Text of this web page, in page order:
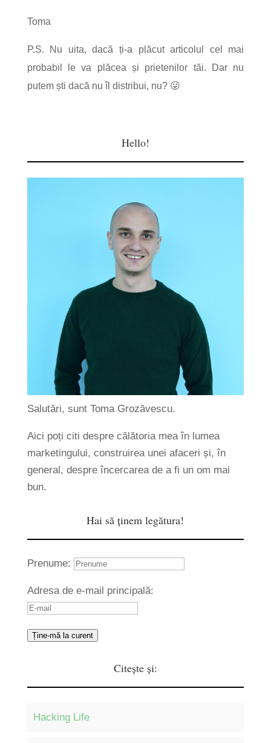
Toma
P.S. Nu uita, dacă ți-a plăcut articolul cel mai
probabil le va plăcea și prietenilor tăi. Dar nu
putem ști dacă nu îl distribui, nu? 😛
Hello!
Salutări, sunt Toma Grozăvescu.
Aici poți citi despre călătoria mea în lumea
marketingului, construirea unei afaceri și, în
general, despre încercarea de a fi un om mai
bun.
Hai să ținem legătura!
Prenume:
Adresa de e-mail principală:
Ține-mă la curent
Citește și:
Hacking Life